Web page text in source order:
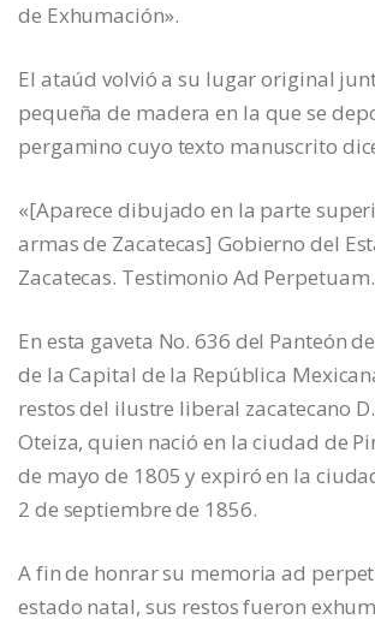
de Exhumación».
El ataúd volvió a su lugar original
pequeña de madera en la que se
pergamino cuyo texto manuscrito
«[Aparece dibujado en la parte
armas de Zacatecas] Gobierno del
Zacatecas. Testimonio Ad Perpetuam.
En esta gaveta No. 636 del Panteón
de la Capital de la República
restos del ilustre liberal zacatecano
Oteiza, quien nació en la ciudad de
de mayo de 1805 y expiró en la
2 de septiembre de 1856.
A fin de honrar su memoria ad
estado natal, sus restos fueron